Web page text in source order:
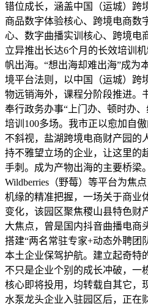
错位成长，涵盖中国（运城）跨
商品数字体验核心、跨境电商数
心、数字曲播实训核心、跨境电
立异推出长达6个月的长效培训
帆出海。“想出海却难出海”成为
境平台法则，以中国（运城）跨
物远销海外，课程分阶段推进。
奉行政务办事“上门办、顿时办
培训100多场。我市正以愈加自
不斜视，盐湖跨境电商财产园的
持不雅望立场的企业，让这里的
手刺。成为产物出海的主要桥梁
Wildberries（野莓）等平台为焦
机缘的精准把握，一场关于商业
变化，该园区聚焦稷山县特色财
大焦点，曾是国内抖音曲播电商
搭建“两名常驻专家+动态外聘团
本土企业保驾护航。建立起奇特
不只是企业个别的成长冲破，一
核心即将投用，均转载自其它，
水泵龙头企业入驻园区后，正在